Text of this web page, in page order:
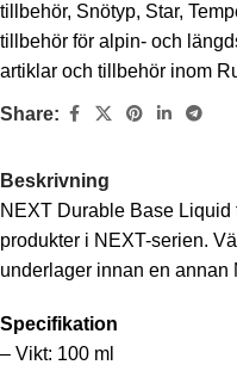
tillbehör, Snötyp, Star,
tillbehör för alpin- och
artiklar och tillbehör inom
Share:
Beskrivning
NEXT Durable Base
produkter i NEXT-serien.
underlager innan en annan
Specifikation
– Vikt: 100 ml